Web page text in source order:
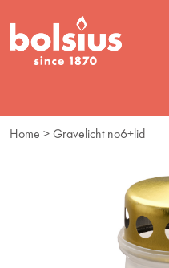
Home > Gravelicht no6+lid